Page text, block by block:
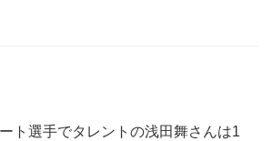
ト選手でタレントの浅田舞さんは1